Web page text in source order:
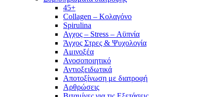
45+
Collagen – Κολαγόνο
Spirulina
Αγχος – Stress – Αϋπνία
Άγχος Στρες & Ψυχολογία
Αμινοξέα
Ανοσοποιητικό
Αντιοξειδωτικά
Αποτοξίνωση με διατροφή
Αρθρώσεις